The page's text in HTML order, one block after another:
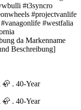
#t3syncro
#projectvanlife
#westfalia
da Markenname
Beschreibung]